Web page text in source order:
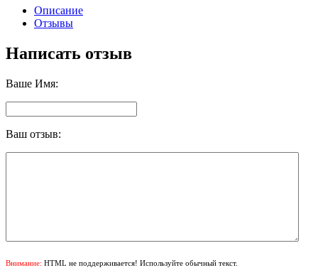
Описание
Отзывы
Написать отзыв
Ваше Имя:
Ваш отзыв:
Внимание: HTML не поддерживается! Используйте обычный текст.